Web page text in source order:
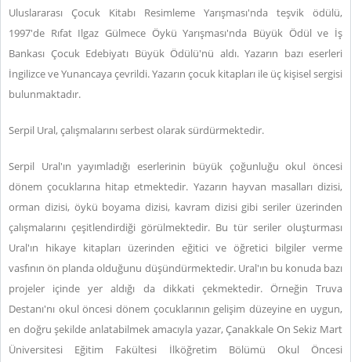
Uluslararası Çocuk Kitabı Resimleme Yarışması'nda teşvik ödülü,
1997'de Rıfat Ilgaz Gülmece Öykü Yarışması'nda Büyük Ödül ve İş
Bankası Çocuk Edebiyatı Büyük Ödülü'nü aldı. Yazarın bazı eserleri
İngilizce ve Yunancaya çevrildi. Yazarın çocuk kitapları ile üç kişisel sergisi
bulunmaktadır.
Serpil Ural, çalışmalarını serbest olarak sürdürmektedir.
Serpil Ural'ın yayımladığı eserlerinin büyük çoğunluğu okul öncesi
dönem çocuklarına hitap etmektedir. Yazarın hayvan masalları dizisi,
orman dizisi, öykü boyama dizisi, kavram dizisi gibi seriler üzerinden
çalışmalarını çeşitlendirdiği görülmektedir. Bu tür seriler oluşturması
Ural'ın hikaye kitapları üzerinden eğitici ve öğretici bilgiler verme
vasfının ön planda olduğunu düşündürmektedir. Ural'ın bu konuda bazı
projeler içinde yer aldığı da dikkati çekmektedir. Örneğin Truva
Destanı'nı okul öncesi dönem çocuklarının gelişim düzeyine en uygun,
en doğru şekilde anlatabilmek amacıyla yazar, Çanakkale On Sekiz Mart
Üniversitesi Eğitim Fakültesi İlköğretim Bölümü Okul Öncesi